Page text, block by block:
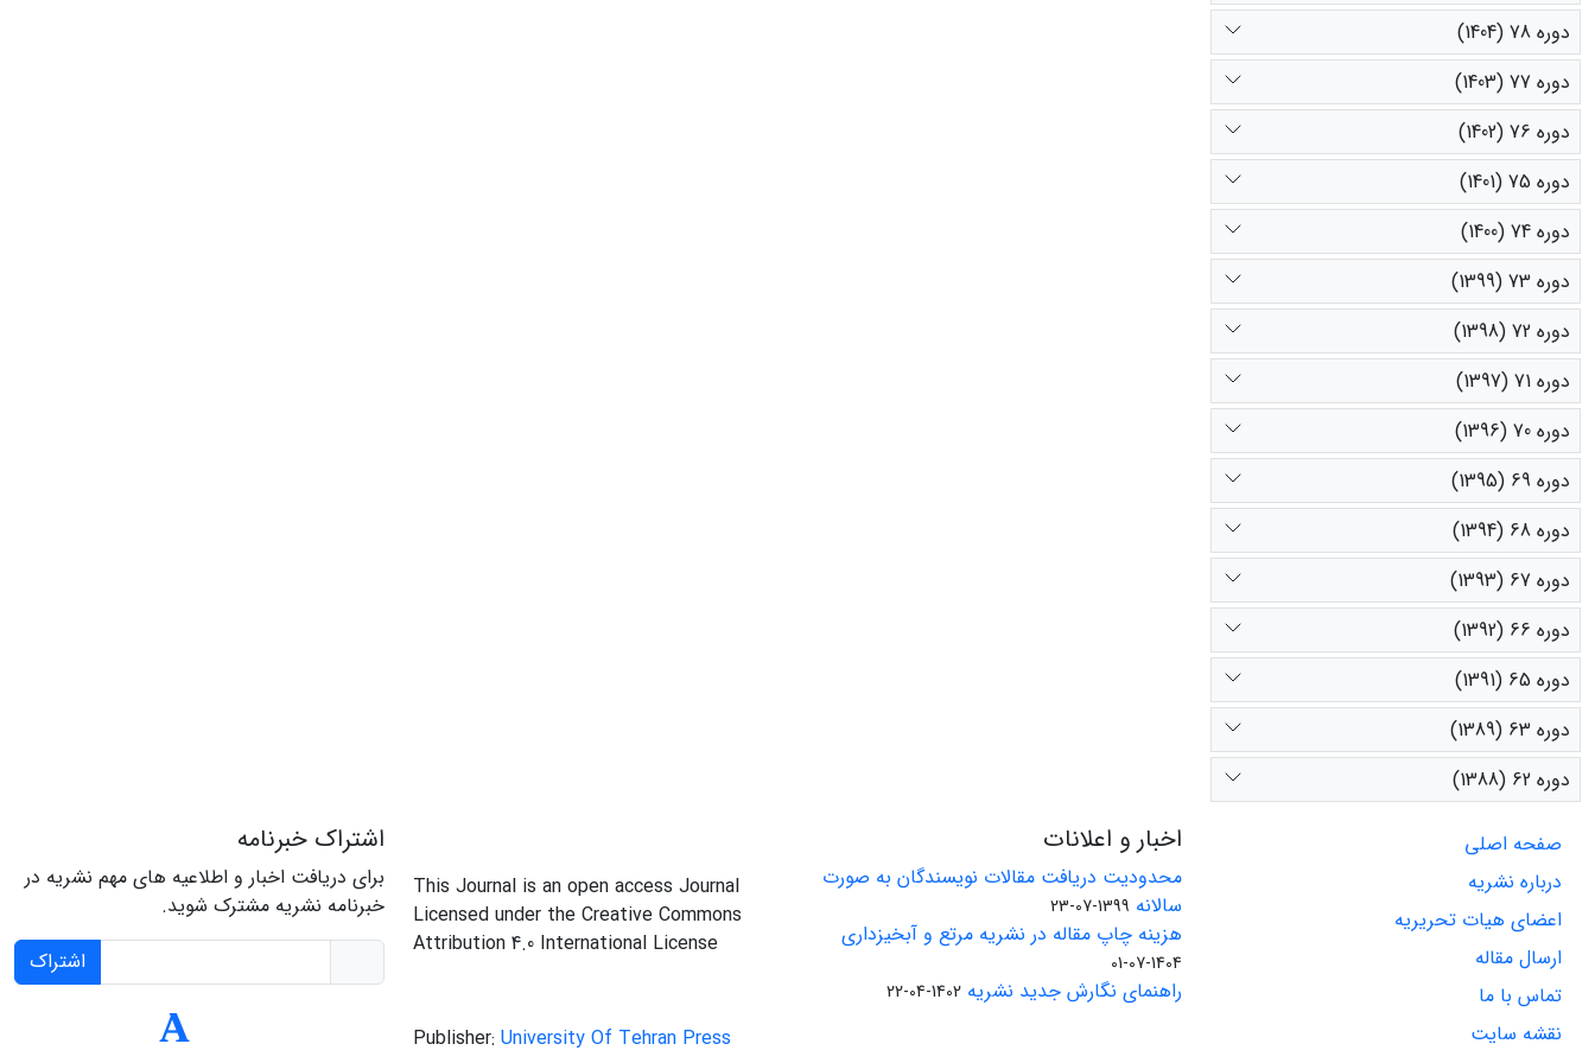
دوره 78 (1404)
دوره 77 (1403)
دوره 76 (1402)
دوره 75 (1401)
دوره 74 (1400)
دوره 73 (1399)
دوره 72 (1398)
دوره 71 (1397)
دوره 70 (1396)
دوره 69 (1395)
دوره 68 (1394)
دوره 67 (1393)
دوره 66 (1392)
دوره 65 (1391)
دوره 63 (1389)
دوره 62 (1388)
صفحه اصلی
درباره نشریه
اعضای هیات تحریریه
ارسال مقاله
تماس با ما
نقشه سایت
اخبار و اعلانات
محدودیت دریافت مقالات نویسندگان به صورت
سالانه 1399-07-23
هزینه چاپ مقاله در نشریه مرتع و آبخیزداری
1404-07-01
راهنمای نگارش جدید نشریه 1402-04-22
This Journal is an open access Journal
Licensed under the Creative Commons
Attribution 4.0 International License
Publisher: University Of Tehran Press
اشتراک خبرنامه
برای دریافت اخبار و اطلاعیه های مهم نشریه در
خبرنامه نشریه مشترک شوید.
اشتراک